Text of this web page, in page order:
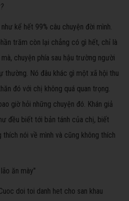
kể hết 99% câu chuyện đời mình.
trăm còn lại chẳng có gì hết, chỉ là
chuyện phía sau hậu trường người
thường. Nó đâu khác gì một xã hội thu
đó với chị không quá quan trọng.
giờ hỏi những chuyện đó. Khán giả
đều biết tới bản tánh của chị, biết
nói về mình và cũng không thích
ăn mày"